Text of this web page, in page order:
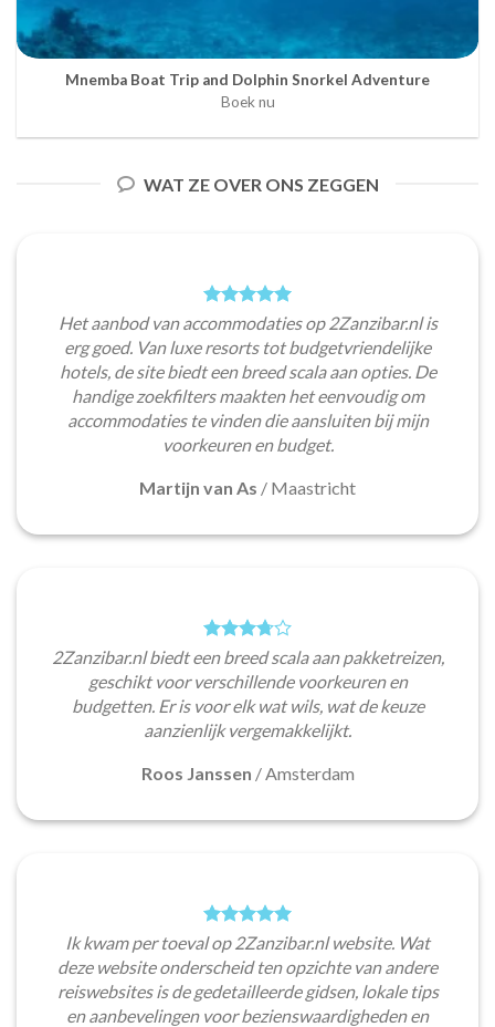
Mnemba Boat Trip and Dolphin Snorkel Adventure
Boek nu
WAT ZE OVER ONS ZEGGEN
Het aanbod van accommodaties op 2Zanzibar.nl is
erg goed. Van luxe resorts tot budgetvriendelijke
hotels, de site biedt een breed scala aan opties. De
handige zoekfilters maakten het eenvoudig om
accommodaties te vinden die aansluiten bij mijn
voorkeuren en budget.
Martijn van As / Maastricht
2Zanzibar.nl biedt een breed scala aan pakketreizen,
geschikt voor verschillende voorkeuren en
budgetten. Er is voor elk wat wils, wat de keuze
aanzienlijk vergemakkelijkt.
Roos Janssen /Amsterdam
Ik kwam per toeval op 2Zanzibar.nl website. Wat
deze website onderscheid ten opzichte van andere
reiswebsites is de gedetailleerde gidsen, lokale tips
en aanbevelingen voor bezienswaardigheden en